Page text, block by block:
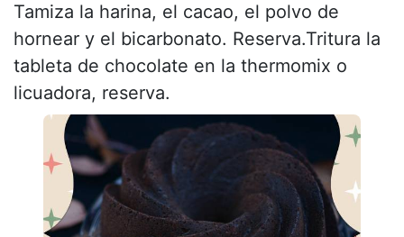
Tamiza la harina, el cacao, el polvo de
hornear y el bicarbonato. Reserva.Tritura la
tableta de chocolate en la thermomix o
licuadora, reserva.